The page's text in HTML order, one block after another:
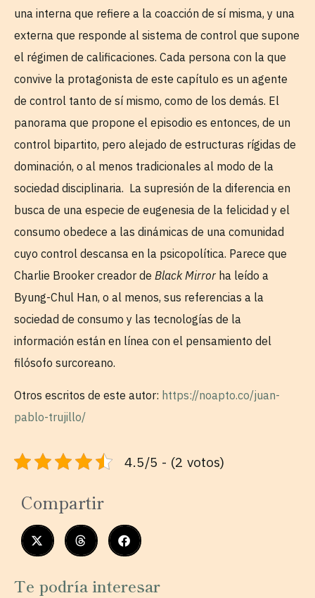
una interna que refiere a la coacción de sí misma, y una
externa que responde al sistema de control que supone
el régimen de calificaciones. Cada persona con la que
convive la protagonista de este capítulo es un agente
de control tanto de sí mismo, como de los demás. El
panorama que propone el episodio es entonces, de un
control bipartito, pero alejado de estructuras rígidas de
dominación, o al menos tradicionales al modo de la
sociedad disciplinaria. La supresión de la diferencia en
busca de una especie de eugenesia de la felicidad y el
consumo obedece a las dinámicas de una comunidad
cuyo control descansa en la psicopolítica. Parece que
Charlie Brooker creador de Black Mirror ha leído a
Byung-Chul Han, o al menos, sus referencias a la
sociedad de consumo y las tecnologías de la
información están en línea con el pensamiento del
filósofo surcoreano.
Otros escritos de este autor: https://noapto.co/juan-
pablo-trujillo/
4.5/5 - (2 votos)
Compartir
Te podría interesar